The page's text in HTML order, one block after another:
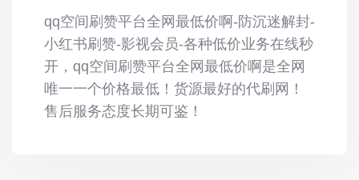
qq空间刷赞平台全网最低价啊-防沉迷解封-
小红书刷赞-影视会员-各种低价业务在线秒
开，qq空间刷赞平台全网最低价啊是全网
唯一一个价格最低！货源最好的代刷网！
售后服务态度长期可鉴！